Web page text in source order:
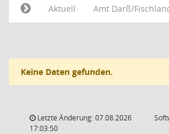
Aktuell
Amt Darß/
Keine Daten gefunden.
Letzte Änderung: 07.08.2026
17:03:50